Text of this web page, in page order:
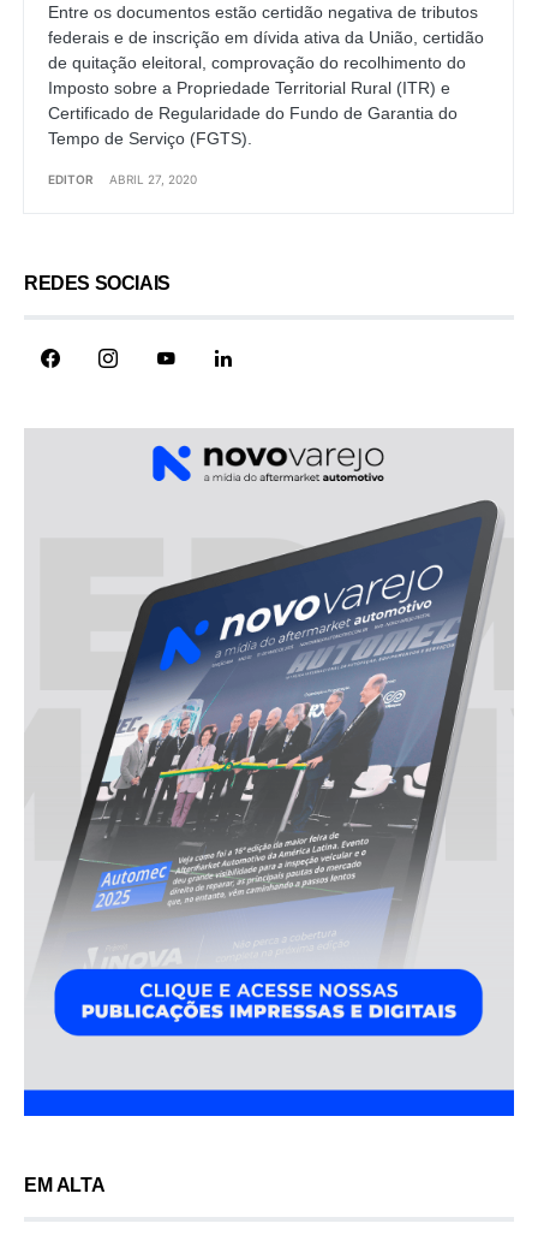
Entre os documentos estão certidão negativa de tributos
federais e de inscrição em dívida ativa da União, certidão
de quitação eleitoral, comprovação do recolhimento do
Imposto sobre a Propriedade Territorial Rural (ITR) e
Certificado de Regularidade do Fundo de Garantia do
Tempo de Serviço (FGTS).
EDITOR ABRIL 27, 2020
REDES SOCIAIS
EM ALTA